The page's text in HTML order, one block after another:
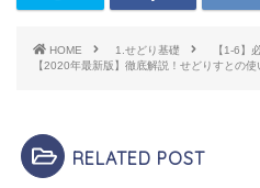
HOME 1.せどり基礎
【1-6】
【2020年最新版】徹底解説！せどりすとの使
RELATED POST